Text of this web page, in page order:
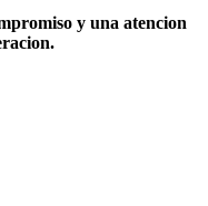
y una atencion